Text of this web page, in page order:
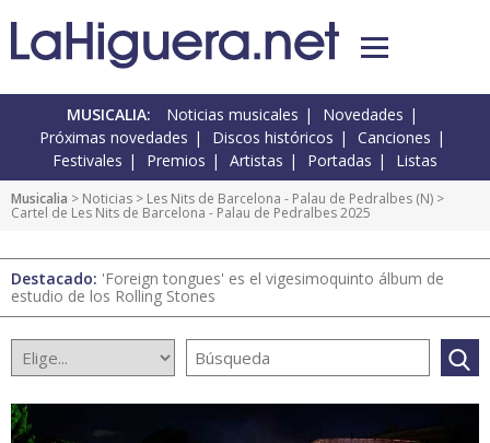
MUSICALIA: Noticias musicales
Novedades
Próximas novedades
Discos históricos
Canciones
Festivales
Premios Artistas Portadas Listas
Musicalia > Noticias > Les Nits de Barcelona - Palau de Pedralbes (N) >
Cartel de Les Nits de Barcelona - Palau de Pedralbes 2025
Destacado: 'Foreign tongues' es el vigesimoquinto álbum de
estudio de los Rolling Stones